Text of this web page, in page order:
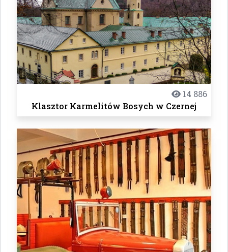
14 886
Klasztor Karmelitów Bosych w Czernej